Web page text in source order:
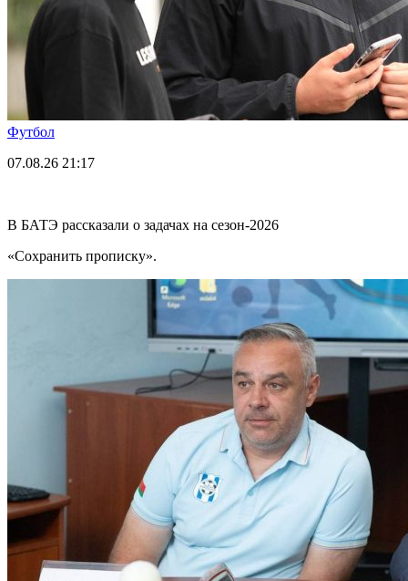
Футбол
07.08.26 21:17
В БАТЭ рассказали о задачах на сезон-2026
«Сохранить прописку».